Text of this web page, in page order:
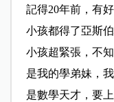
記得20年前，有
小孩都得了亞斯
小孩超緊張，不
是我的學弟妹，
是數學天才，要